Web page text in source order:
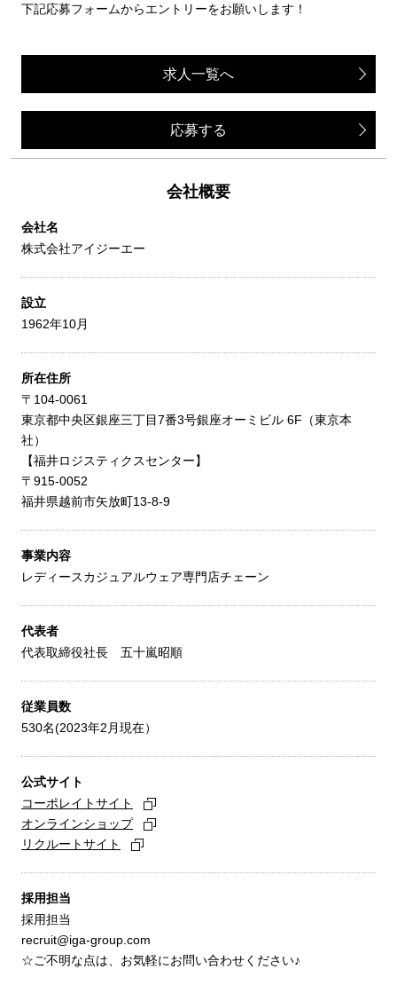
下記応募フォームからエントリーをお願いします！
求人一覧へ
応募する
会社概要
会社名
株式会社アイジーエー
設立
1962年10月
所在住所
〒104-0061
東京都中央区銀座三丁目7番3号銀座オーミビル 6F（東京本
社）
【福井ロジスティクスセンター】
〒915-0052
福井県越前市矢放町13-8-9
事業内容
レディースカジュアルウェア専門店チェーン
代表者
代表取締役社長 五十嵐昭順
従業員数
530名(2023年2月現在）
公式サイト
コーポレイトサイト
オンラインショップ
リクルートサイト
採用担当
採用担当
recruit@iga-group.com
☆ご不明な点は、お気軽にお問い合わせください♪